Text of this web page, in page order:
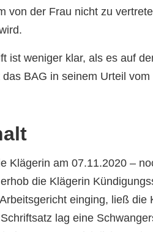
von der Frau nicht zu
ist weniger klar, als es auf
BAG in seinem Urteil
Klägerin am 07.11.2020 –
die Klägerin
einging, ließ
lag eine